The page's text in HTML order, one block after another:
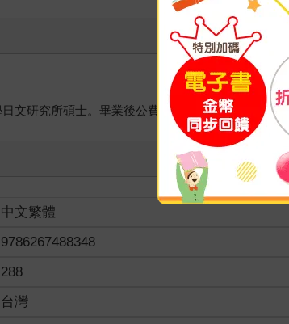
文研究所碩士。畢業後公費留學日本。曾擔任出版
中文繁體
9786267488348
288
台灣